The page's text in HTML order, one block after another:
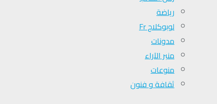
رياضة
لوبوكلاج Fr
مدونات
منبر الآراء
منوعات
ثقافة و فنون